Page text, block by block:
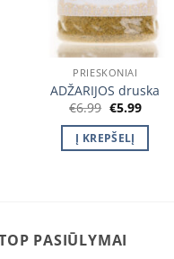
PRIESKONIAI
ADŽARIJOS druska
€6.99 Original
was:
€6.99.
€5.99
is:
Į KREPŠELĮ
PASIŪLYMAI